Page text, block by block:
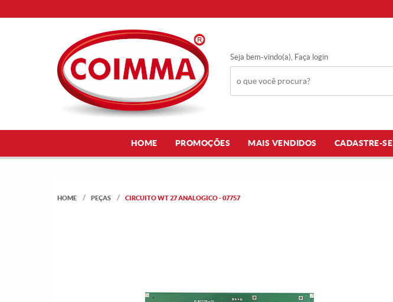
Seja bem-vindo(a), Faça login
HOME PROMOÇÕES MAIS VENDIDOS CADASTRE-SE
HOME PEÇAS CIRCUITO WT 27 ANALOGICO - 07757